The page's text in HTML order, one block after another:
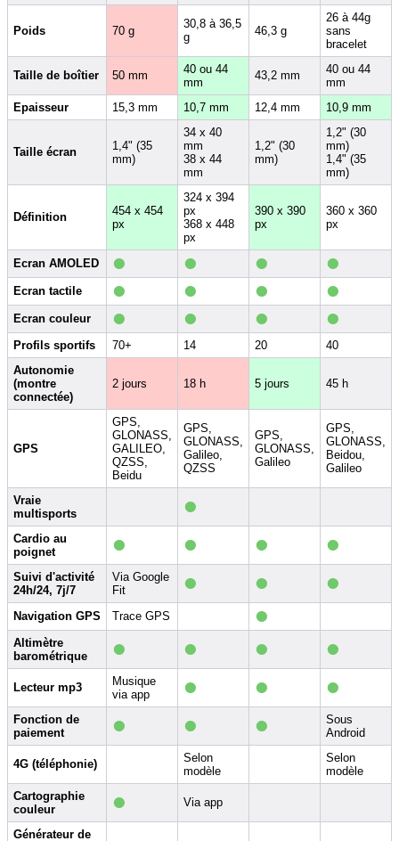
Poids 70 g
30,8 à 36,5
g
46,3 g
26 à 44g
sans
bracelet
Taille de boîtier 50 mm
40 ou 44
mm
43,2 mm
40 ou 44
mm
Epaisseur
15,3 mm 10,7 mm 12,4 mm 10,9 mm
Taille écran
1,4" (35
mm)
34 x 40
mm
38 x 44
mm
1,2" (30
mm)
1,2" (30
mm)
1,4" (35
mm)
Définition
454 x 454
px
324 x 394
px
368 x 448
px
390 x 390
px
360 x 360
px
Ecran AMOLED • • • •
Ecran tactile • • • •
Ecran couleur • • • •
Profils sportifs 70+ 14 20
40
Autonomie
(montre
connectée)
2 jours 18 h 5 jours 45 h
GPS
GPS,
GLONASS,
GALILEO,
QZSS,
Beidu
GPS,
GLONASS,
Galileo,
QZSS
GPS,
GLONASS,
Galileo
GPS,
GLONASS,
Beidou,
Galileo
Vraie
multisports
•
Cardio au
poignet
• • • •
Suivi d'activité
24h/24, 7j/7
Via Google
Fit
• • •
Navigation GPS Trace GPS •
Altimètre
barométrique
• • • •
Lecteur mp3
Musique
via app
• • •
Fonction de
paiement
• • •
Sous
Android
4G (téléphonie)
Selon
modèle
Selon
modèle
Cartographie
couleur
• Via app
Générateur de